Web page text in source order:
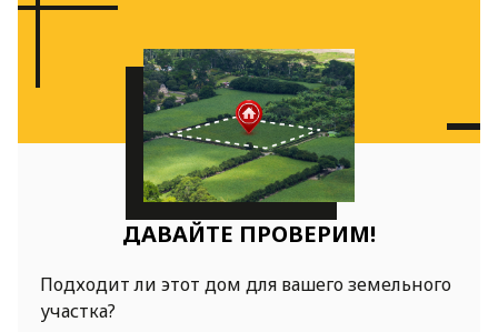
ДАВАЙТЕ ПРОВЕРИМ!
Подходит ли этот дом для вашего земельного
участка?